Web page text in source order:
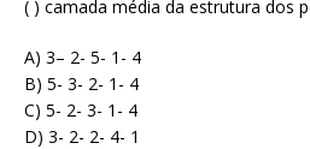
( ) camada média da estrutura dos
A) 3– 2- 5- 1- 4
B) 5- 3- 2- 1- 4
C) 5- 2- 3- 1- 4
D) 3- 2- 2- 4- 1